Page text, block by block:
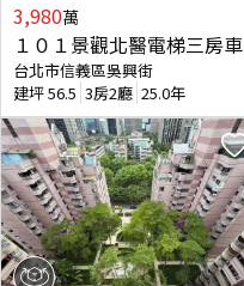
3,980萬
１０１景觀北醫電梯三房車
台北市信義區吳興街
建坪56.5 3房2廳 25.0年